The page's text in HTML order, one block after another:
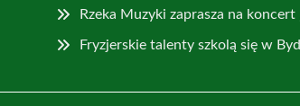
Rzeka Muzyki zaprasza na koncert
Fryzjerskie talenty szkolą się w